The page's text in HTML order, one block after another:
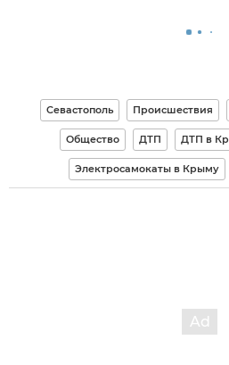
Севастополь Происшествия
Общество ДТП ДТП в
Электросамокаты в Крыму